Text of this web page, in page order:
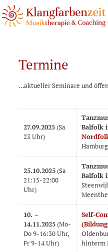
Termine
…aktueller Seminare und
27.09.2025(Sa
23 Uhr)
Balfolk
25.10.2025(Sa
21:15-22:00
Uhr)
Balfolk
10. –
14.11.2025(Mo-
Do 9-16:30 Uhr,
Fr 9-14 Uhr)
Self-
hinterm